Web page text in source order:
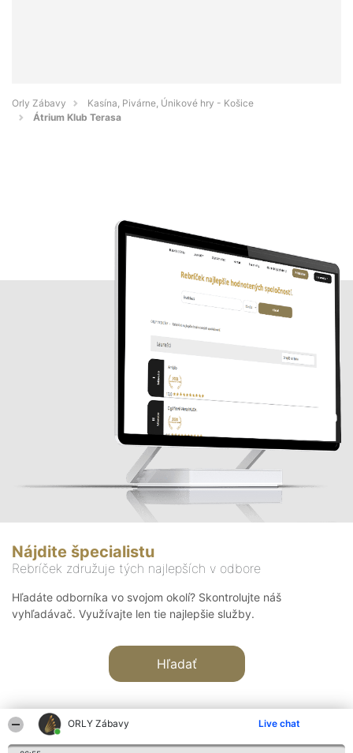
ORLY Zábavy Live chat
Orly Zábavy
Kasína, Pivárne, Únikové hry - Košice
Átrium Klub Terasa
Nájdite špecialistu
Rebríček združuje tých najlepších v odbore
Hľadáte odborníka vo svojom okolí? Skontrolujte náš
vyhľadávač. Využívajte len tie najlepšie služby.
Hľadať